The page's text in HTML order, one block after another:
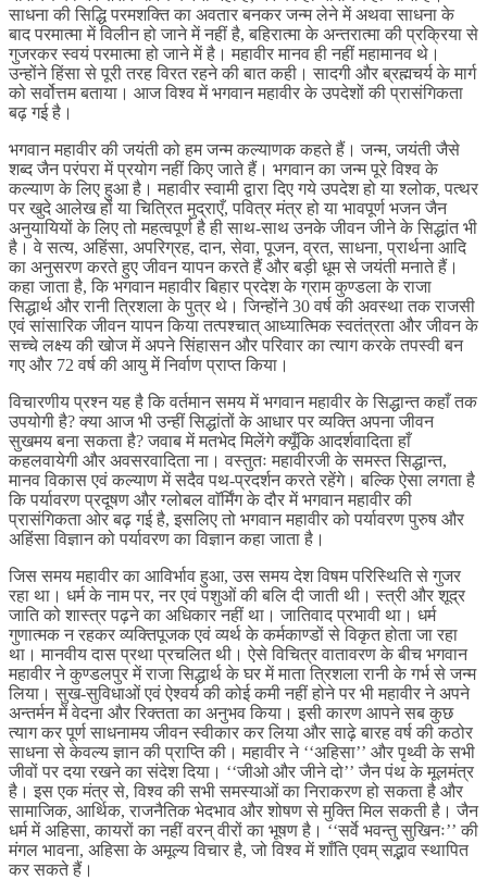
साधना की सिद्धि परमशक्ति का अवतार बनकर जन्म लेने में अथवा साधना के
बाद परमात्मा में विलीन हो जाने में नहीं है, बहिरात्मा के अन्तरात्मा की प्रक्रिया से
गुजरकर स्वयं परमात्मा हो जाने में है। महावीर मानव ही नहीं महामानव थे।
उन्होंने हिंसा से पूरी तरह विरत रहने की बात कही। सादगी और ब्रह्मचर्य के मार्ग
को सर्वोत्तम बताया। आज विश्व में भगवान महावीर के उपदेशों की प्रासंगिकता
बढ़ गई है।
भगवान महावीर की जयंती को हम जन्म कल्याणक कहते हैं। जन्म, जयंती जैसे
शब्द जैन परंपरा में प्रयोग नहीं किए जाते हैं। भगवान का जन्म पूरे विश्व के
कल्याण के लिए हुआ है। महावीर स्वामी द्वारा दिए गये उपदेश हो या श्लोक, पत्थर
पर खुदे आलेख हों या चित्रित मुद्राएँ, पवित्र मंत्र हो या भावपूर्ण भजन जैन
अनुयायियों के लिए तो महत्वपूर्ण है ही साथ-साथ उनके जीवन जीने के सिद्धांत भी
है। वे सत्य, अहिंसा, अपरिग्रह, दान, सेवा, पूजन, व्रत, साधना, प्रार्थना आदि
का अनुसरण करते हुए जीवन यापन करते हैं और बड़ी धूम से जयंती मनाते हैं।
कहा जाता है, कि भगवान महावीर बिहार प्रदेश के ग्राम कुण्डला के राजा
सिद्धार्थ और रानी त्रिशला के पुत्र थे। जिन्होंने 30 वर्ष की अवस्था तक राजसी
एवं सांसारिक जीवन यापन किया तत्पश्चात् आध्यात्मिक स्वतंत्रता और जीवन के
सच्चे लक्ष्य की खोज में अपने सिंहासन और परिवार का त्याग करके तपस्वी बन
गए और 72 वर्ष की आयु में निर्वाण प्राप्त किया।
विचारणीय प्रश्न यह है कि वर्तमान समय में भगवान महावीर के सिद्धान्त कहाँ तक
उपयोगी है? क्या आज भी उन्हीं सिद्धांतों के आधार पर व्यक्ति अपना जीवन
सुखमय बना सकता है? जवाब में मतभेद मिलेंगे क्यूँकि आदर्शवादिता हाँ
कहलवायेगी और अवसरवादिता ना। वस्तुतः महावीरजी के समस्त सिद्धान्त,
मानव विकास एवं कल्याण में सदैव पथ-प्रदर्शन करते रहेंगे। बल्कि ऐसा लगता है
कि पर्यावरण प्रदूषण और ग्लोबल वाॅर्मिंग के दौर में भगवान महावीर की
प्रासंगिकता ओर बढ़ गई है, इसलिए तो भगवान महावीर को पर्यावरण पुरुष और
अहिंसा विज्ञान को पर्यावरण का विज्ञान कहा जाता है।
जिस समय महावीर का आविर्भाव हुआ, उस समय देश विषम परिस्थिति से गुजर
रहा था। धर्म के नाम पर, नर एवं पशुओं की बलि दी जाती थी। स्त्री और शूद्र
जाति को शास्त्र पढ़ने का अधिकार नहीं था। जातिवाद प्रभावी था। धर्म
गुणात्मक न रहकर व्यक्तिपूजक एवं व्यर्थ के कर्मकाण्डों से विकृत होता जा रहा
था। मानवीय दास प्रथा प्रचलित थी। ऐसे विचित्र वातावरण के बीच भगवान
महावीर ने कुण्डलपुर में राजा सिद्धार्थ के घर में माता त्रिशला रानी के गर्भ से जन्म
लिया। सुख-सुविधाओं एवं ऐश्वर्य की कोई कमी नहीं होने पर भी महावीर ने अपने
अन्तर्मन में वेदना और रिक्तता का अनुभव किया। इसी कारण आपने सब कुछ
त्याग कर पूर्ण साधनामय जीवन स्वीकार कर लिया और साढ़े बारह वर्ष की कठोर
साधना से केवल्य ज्ञान की प्राप्ति की। महावीर ने ‘‘अहिसा’’ और पृथ्वी के सभी
जीवों पर दया रखने का संदेश दिया। ‘‘जीओ और जीने दो’’ जैन पंथ के मूलमंत्र
है। इस एक मंत्र से, विश्व की सभी समस्याओं का निराकरण हो सकता है और
सामाजिक, आर्थिक, राजनैतिक भेदभाव और शोषण से मुक्ति मिल सकती है। जैन
धर्म में अहिसा, कायरों का नहीं वरन् वीरों का भूषण है। ‘‘सर्वे भवन्तु सुखिनः’’ की
मंगल भावना, अहिसा के अमूल्य विचार है, जो विश्व में शाँति एवम् सद्भाव स्थापित
कर सकते हैं।